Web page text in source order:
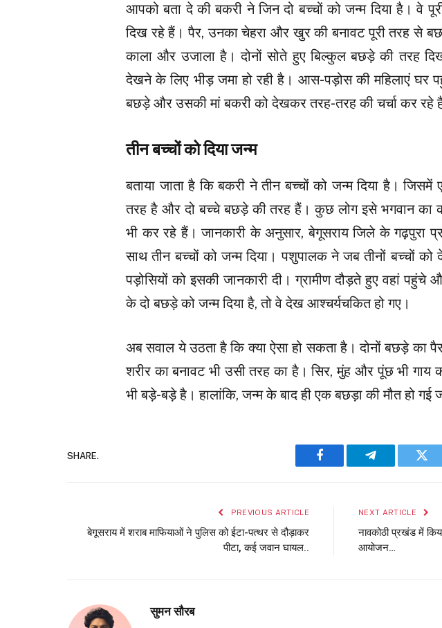
आपको बता दे की बकरी ने जिन दो बच्चों को जन्म दिया है। वे
दिख रहे हैं। पैर, उनका चेहरा और खुर की बनावट पूरी तरह से
काला और उजाला है। दोनों सोते हुए बिल्कुल बछड़े की तरह
देखने के लिए भीड़ जमा हो रही है। आस-पड़ोस की महिलाएं घर
बछड़े और उसकी मां बकरी को देखकर तरह-तरह की चर्चा कर रहे
तीन बच्चों को दिया जन्म
बताया जाता है कि बकरी ने तीन बच्चों को जन्म दिया है। जिसमें
तरह है और दो बच्चे बछड़े की तरह हैं। कुछ लोग इसे भगवान का
भी कर रहे हैं। जानकारी के अनुसार, बेगूसराय जिले के गढ़पुरा
साथ तीन बच्चों को जन्म दिया। पशुपालक ने जब तीनों बच्चों
पड़ोसियों को इसकी जानकारी दी। ग्रामीण दौड़ते हुए वहां
के दो बछड़े को जन्म दिया है, तो वे देख आश्चर्यचकित हो गए।
अब सवाल ये उठता है कि क्या ऐसा हो सकता है। दोनों बछड़े का
शरीर का बनावट भी उसी तरह का है। सिर, मुंह और पूंछ भी गाय
भी बड़े-बड़े है। हालांकि, जन्म के बाद ही एक बछड़ा की मौत हो गई
SHARE.
Facebook Telegram
PREVIOUS ARTICLE
बेगूसराय में शराब माफियाओं ने पुलिस को ईटा-पत्थर से दौड़ाकर
पीटा, कई जवान घायल..
NEXT ARTICLE
नावकोठी प्रखंड में
आयोजन…
सुमन सौरब